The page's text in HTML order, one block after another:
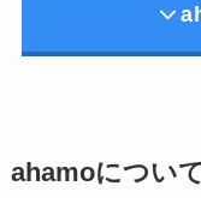
ahamoについ